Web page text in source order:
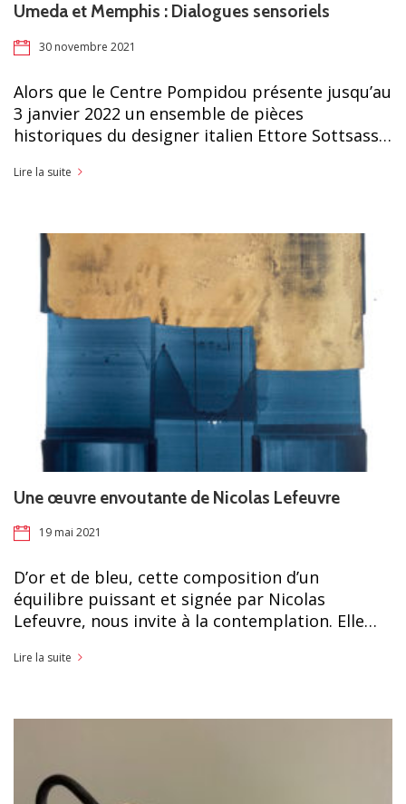
Umeda et Memphis : Dialogues sensoriels
30 novembre 2021
Alors que le Centre Pompidou présente jusqu’au
3 janvier 2022 un ensemble de pièces
historiques du designer italien Ettore Sottsass…
Lire la suite
Une œuvre envoutante de Nicolas Lefeuvre
19 mai 2021
D’or et de bleu, cette composition d’un
équilibre puissant et signée par Nicolas
Lefeuvre, nous invite à la contemplation. Elle…
Lire la suite